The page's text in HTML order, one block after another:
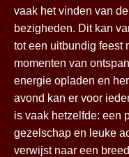
vaak het vinden van
bezigheden. Dit kan
tot een uitbundig feest
momenten van
energie opladen en
avond kan er voor
is vaak hetzelfde: een
gezelschap en leuke
verwijst naar een